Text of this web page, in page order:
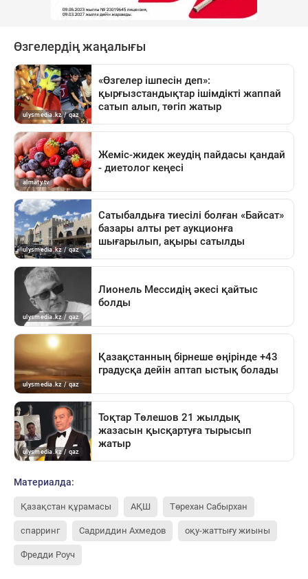
Материалда:
Қазақстан құрамасы АҚШ Төрехан Сабырхан
спарринг Садриддин Ахмедов оқу-жаттығу жиыны
Фредди Роуч